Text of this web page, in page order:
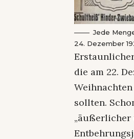
Jede
24. Dezember
die am 22.
sollten.
„äußerlicher